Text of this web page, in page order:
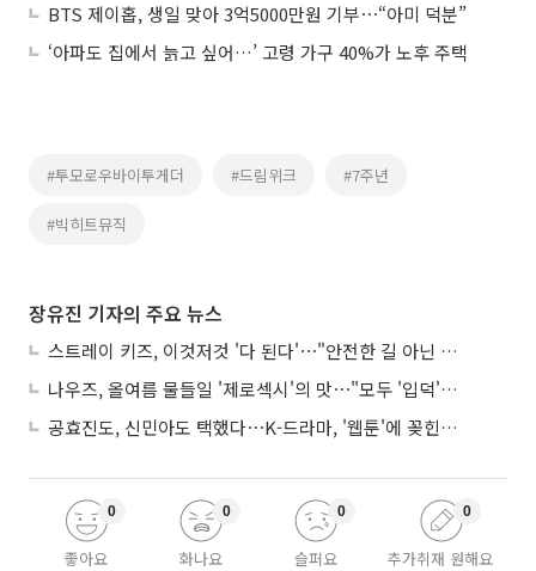
BTS 제이홉, 생일 맞아 3억5000만원 기부⋯“아미 덕분”
‘아파도 집에서 늙고 싶어…’ 고령 가구 40%가 노후 주택
#투모로우바이투게더 #드림위크 #7주년
#빅히트뮤직
장유진 기자의 주요 뉴스
스트레이 키즈, 이것저것 '다 된다'⋯"안전한 길 아닌 도전이 재밌어"
나우즈, 올여름 물들일 '제로섹시'의 맛⋯"모두 '입덕'시킬 것"
공효진도, 신민아도 택했다⋯K-드라마, '웹툰'에 꽂힌 이유
좋아요
0
화나요
0
슬퍼요
0
추가취재 원해요
0